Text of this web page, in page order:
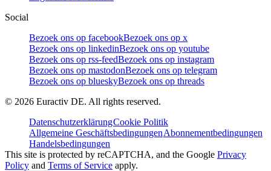
Social
Bezoek ons op facebookBezoek ons op x
Bezoek ons op linkedinBezoek ons op youtube
Bezoek ons op rss-feedBezoek ons op instagram
Bezoek ons op mastodonBezoek ons op telegram
Bezoek ons op blueskyBezoek ons op threads
© 2026 Euractiv DE. All rights reserved.
DatenschutzerklärungCookie Politik
Allgemeine GeschäftsbedingungenAbonnementbedingungen
Handelsbedingungen
This site is protected by reCAPTCHA, and the Google Privacy
Policy and Terms of Service apply.